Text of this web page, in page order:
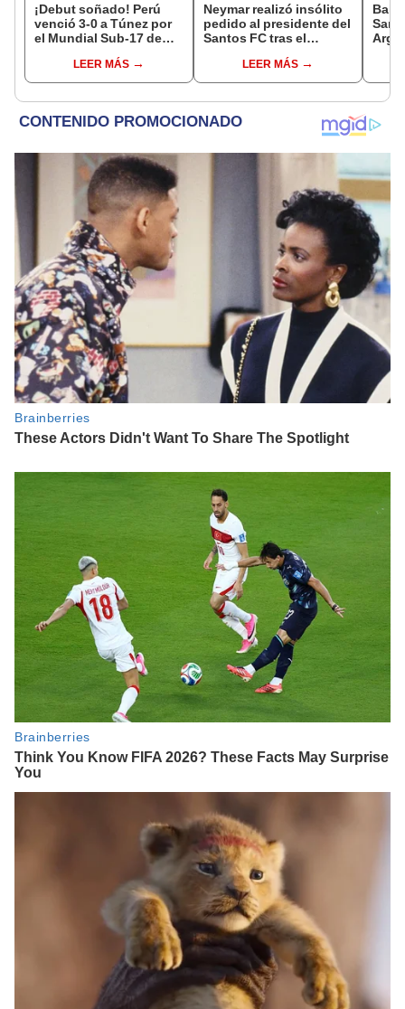
¡Debut soñado! Perú
venció 3-0 a Túnez por
el Mundial Sub-17 de
LEER MÁS
Neymar realizó insólito
pedido al presidente del
Santos FC tras el
BrasileiraoLEER MÁS
San